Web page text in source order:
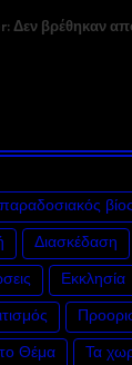
Δεν βρέθηκαν
βίος
Διασκέδαση
Εκκλησία
Θέμα Τα